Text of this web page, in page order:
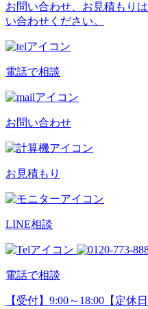
お問い合わせ、お見積もり
い合わせください。
電話で相談
お問い合わせ
お見積もり
LINE相談
電話で相談
【受付】9:00～18:00【定休